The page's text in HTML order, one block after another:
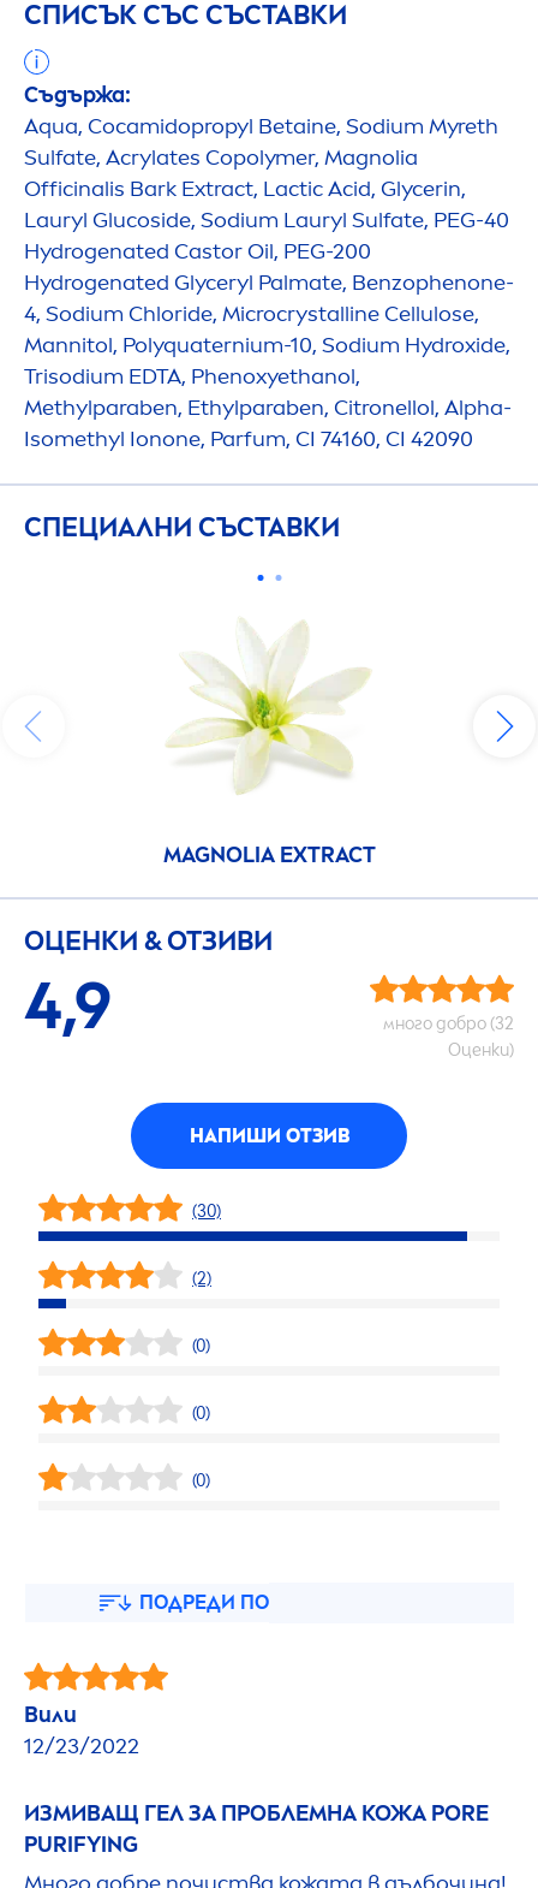
СПИСЪК СЪС СЪСТАВКИ
Съдържа:
Aqua, Cocamidopropyl Betaine, Sodium Myreth
Sulfate, Acrylates Copolymer, Magnolia
Officinalis Bark Extract, Lactic Acid, Glycerin,
Lauryl Glucoside, Sodium Lauryl Sulfate, PEG-40
Hydrogenated Castor Oil, PEG-200
Hydrogenated Glyceryl Palmate, Benzophenone-
4, Sodium Chloride, Microcrystalline Cellulose,
Mannitol, Polyquaternium-10, Sodium Hydroxide,
Trisodium EDTA, Phenoxyethanol,
Methylparaben, Ethylparaben, Citronellol, Alpha-
Isomethyl Ionone, Parfum, CI 74160, CI 42090
СПЕЦИАЛНИ СЪСТАВКИ
MAGNOLIA EXTRACT
ОЦЕНКИ & ОТЗИВИ
4,9
много добро (32
Оценки)
НАПИШИ ОТЗИВ
(30)
(2)
(0)
(0)
(0)
ПОДРЕДИ ПО
Вили
12/23/2022
ИЗМИВАЩ ГЕЛ ЗА ПРОБЛЕМНА КОЖА PORE
PURIFYING